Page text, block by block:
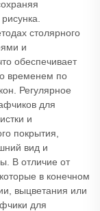
столярного
и
обеспечивает
временем по
Регулярное
для
и
покрытия,
вид и
В отличие от
в конечном
выцветания или
для